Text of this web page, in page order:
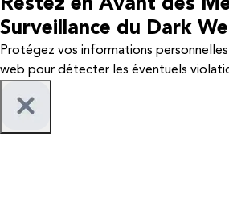
Restez en Avant des
Surveillance du Dark
Protégez vos informations
web pour détecter les éventuels